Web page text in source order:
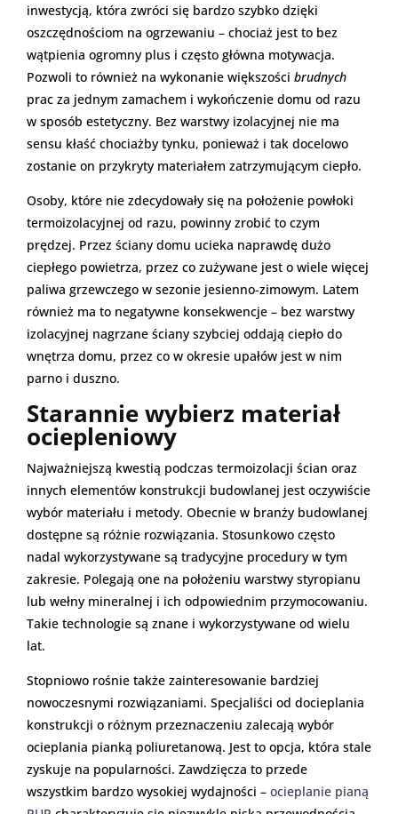
inwestycją, która zwróci się bardzo szybko dzięki
oszczędnościom na ogrzewaniu – chociaż jest to bez
wątpienia ogromny plus i często główna motywacja.
Pozwoli to również na wykonanie większości brudnych
prac za jednym zamachem i wykończenie domu od razu
w sposób estetyczny. Bez warstwy izolacyjnej nie ma
sensu kłaść chociażby tynku, ponieważ i tak docelowo
zostanie on przykryty materiałem zatrzymującym ciepło.
Osoby, które nie zdecydowały się na położenie powłoki
termoizolacyjnej od razu, powinny zrobić to czym
prędzej. Przez ściany domu ucieka naprawdę dużo
ciepłego powietrza, przez co zużywane jest o wiele więcej
paliwa grzewczego w sezonie jesienno-zimowym. Latem
również ma to negatywne konsekwencje – bez warstwy
izolacyjnej nagrzane ściany szybciej oddają ciepło do
wnętrza domu, przez co w okresie upałów jest w nim
parno i duszno.
Starannie wybierz materiał
ociepleniowy
Najważniejszą kwestią podczas termoizolacji ścian oraz
innych elementów konstrukcji budowlanej jest oczywiście
wybór materiału i metody. Obecnie w branży budowlanej
dostępne są różnie rozwiązania. Stosunkowo często
nadal wykorzystywane są tradycyjne procedury w tym
zakresie. Polegają one na położeniu warstwy styropianu
lub wełny mineralnej i ich odpowiednim przymocowaniu.
Takie technologie są znane i wykorzystywane od wielu
lat.
Stopniowo rośnie także zainteresowanie bardziej
nowoczesnymi rozwiązaniami. Specjaliści od docieplania
konstrukcji o różnym przeznaczeniu zalecają wybór
ocieplania pianką poliuretanową. Jest to opcja, która stale
zyskuje na popularności. Zawdzięcza to przede
wszystkim bardzo wysokiej wydajności – ocieplanie pianą